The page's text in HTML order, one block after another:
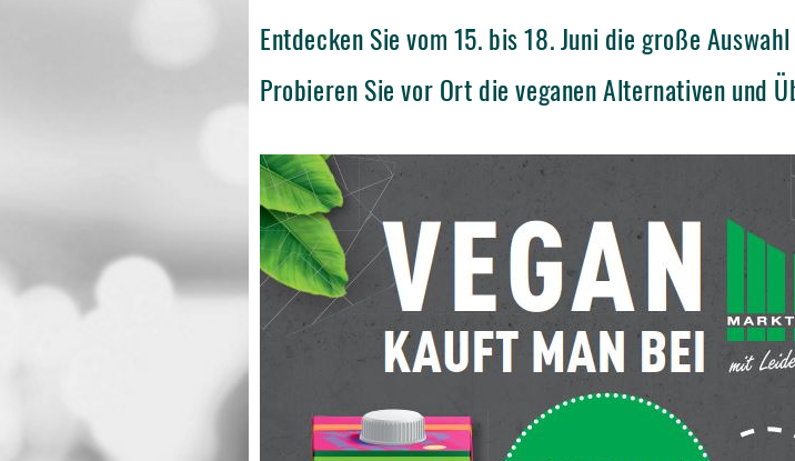
Entdecken Sie vom 15. bis 18. Juni die große
Probieren Sie vor Ort die veganen Alternativen und